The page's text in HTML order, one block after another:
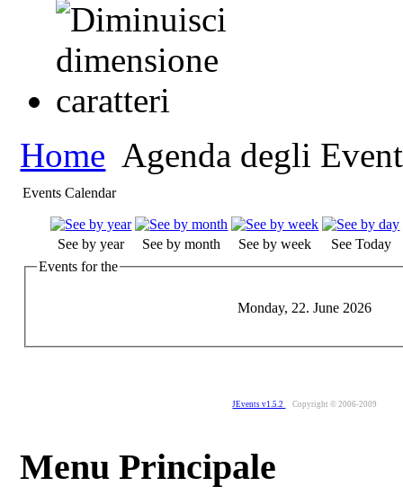
Home Agenda degli
Events Calendar
See by year See by month See by week
See Today
Events for the
Monday, 22. June 2026
JEvents v1.5.2 Copyright © 2006-2009
Menu Principale